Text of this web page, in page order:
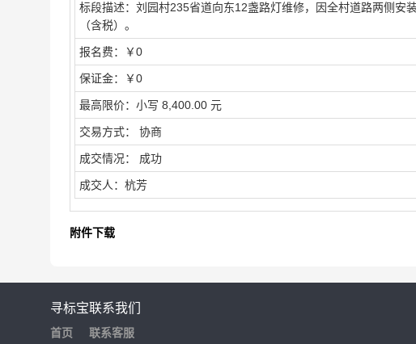
标段描述： 刘园村235省道向东12盏路灯维修，因全村道路两侧安
（含税）。
报名费： ￥0
保证金： ￥0
最高限价： 小写 8,400.00 元
交易方式： 协商
成交情况： 成功
成交人： 杭芳
附件下载
寻标宝
首页
联系我们
联系客服